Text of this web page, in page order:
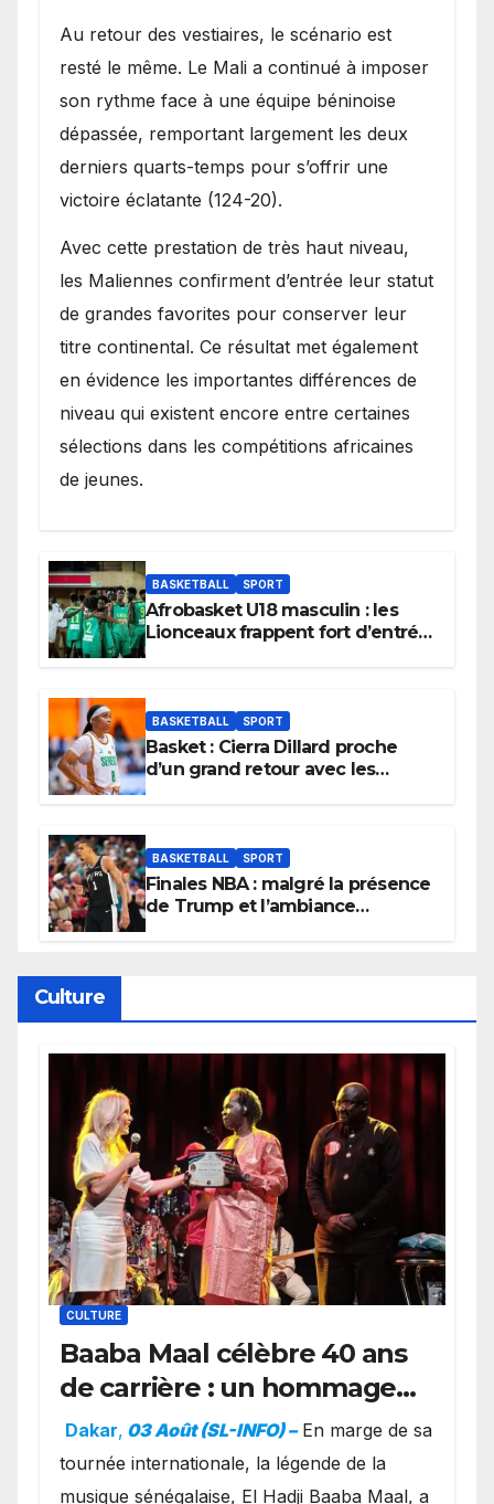
Au retour des vestiaires, le scénario est
resté le même. Le Mali a continué à imposer
son rythme face à une équipe béninoise
dépassée, remportant largement les deux
derniers quarts-temps pour s’offrir une
victoire éclatante (124-20).
Avec cette prestation de très haut niveau,
les Maliennes confirment d’entrée leur statut
de grandes favorites pour conserver leur
titre continental. Ce résultat met également
en évidence les importantes différences de
niveau qui existent encore entre certaines
sélections dans les compétitions africaines
de jeunes.
BASKETBALL SPORT
Afrobasket U18 masculin : les
Lionceaux frappent fort d’entrée
BASKETBALL SPORT
Basket : Cierra Dillard proche
d’un grand retour avec les
BASKETBALL SPORT
Finales NBA : malgré la présence
de Trump et l’ambiance
Culture
CULTURE
Baaba Maal célèbre 40 ans
de carrière : un hommage
exceptionnel à Oslo en
présence de la famille
royale.
Dakar, 03 Août (SL-INFO) – ​En marge de sa
tournée internationale, la légende de la
musique sénégalaise, El Hadji Baaba Maal, a